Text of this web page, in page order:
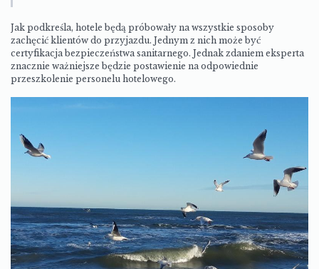
Jak podkreśla, hotele będą próbowały na wszystkie sposoby
zachęcić klientów do przyjazdu. Jednym z nich może być
certyfikacja bezpieczeństwa sanitarnego. Jednak zdaniem eksperta
znacznie ważniejsze będzie postawienie na odpowiednie
przeszkolenie personelu hotelowego.